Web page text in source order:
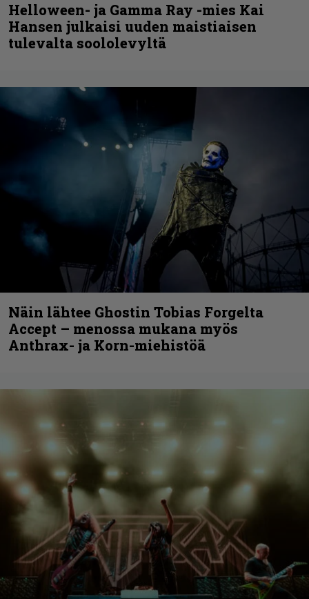
Helloween- ja Gamma Ray -mies Kai
Hansen julkaisi uuden maistiaisen
tulevalta soololevyltä
Näin lähtee Ghostin Tobias Forgelta
Accept – menossa mukana myös
Anthrax- ja Korn-miehistöä